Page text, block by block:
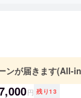
ンが届きます(All-
円 残り13